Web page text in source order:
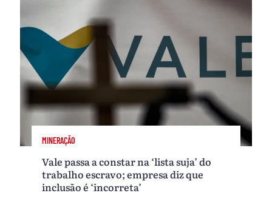
MINERAÇÃO
Vale passa a constar na ‘lista suja’ do
trabalho escravo; empresa diz que
inclusão é ‘incorreta’